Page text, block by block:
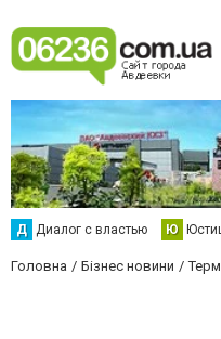
Д Диалог с властью Ю
Головна Бізнес новини